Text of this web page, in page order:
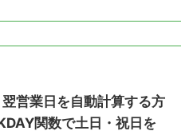
翌営業日を自動計算する方
関数で土日・祝日を